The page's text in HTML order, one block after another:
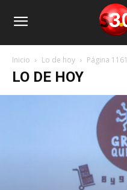
Inicio Lo de hoy Página 1161
LO DE HOY